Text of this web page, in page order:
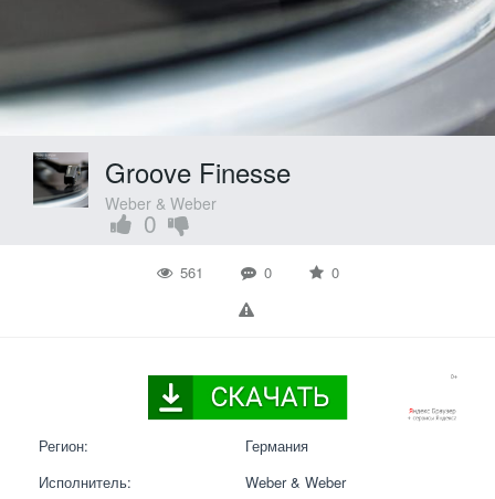
Groove Finesse
Weber & Weber
0
561 0 0
Регион:
Германия
Исполнитель:
Weber & Weber